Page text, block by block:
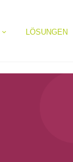
LÖSUNGEN